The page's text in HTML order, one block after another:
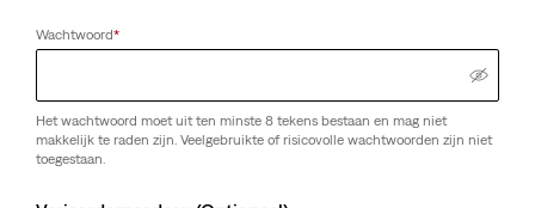
Wachtwoord*
Het wachtwoord moet uit ten minste 8 tekens bestaan en mag niet
makkelijk te raden zijn. Veelgebruikte of risicovolle wachtwoorden zijn niet
toegestaan.